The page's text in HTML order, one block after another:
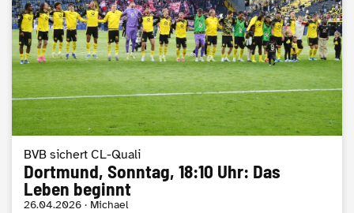
BVB sichert CL-Quali
Dortmund, Sonntag, 18:10 Uhr: Das
Leben beginnt
26.04.2026 · Michael